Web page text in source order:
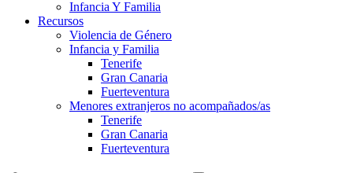
Infancia Y Familia
Recursos
Violencia de Género
Infancia y Familia
Tenerife
Gran Canaria
Fuerteventura
Menores extranjeros no acompañados/as
Tenerife
Gran Canaria
Fuerteventura